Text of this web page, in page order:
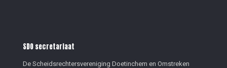
SDO secretariaat
De Scheidsrechtersvereniging Doetinchem en Omstreken